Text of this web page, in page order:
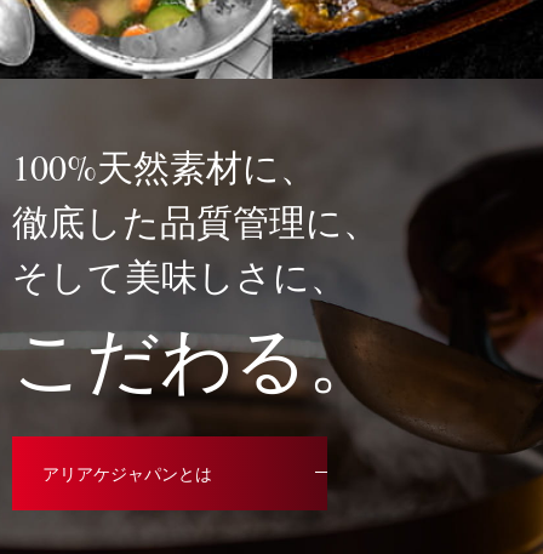
100%天然素材に、
徹底した品質管理に、
そして美味しさに、
こだわる。
アリアケジャパンとは